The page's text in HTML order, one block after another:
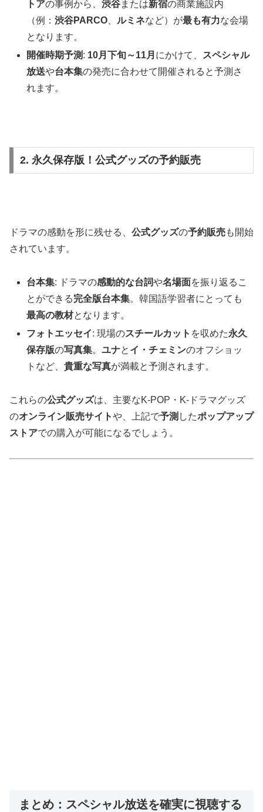
トアの事例から、渋谷または新宿の商業施設内
（例：渋谷PARCO ルミネなど）が最も有力な会場
となります。
開催時期予測 : 10月下旬～11月 にかけて、
スペシャル
放送や台本集の発売に合わせて開催されると予測さ
れます。
2. 永久保存版！公式グッズの予約販売
ドラマの感動を形に残せる、 公式グッズの予約販売も開始
されています。
台本集: ドラマの感動的な台詞や名場面を振り返るこ
とができる完全版台本集。韓国語学習者にとっても
最高の教材となります。
フォトエッセイ: 現場のスチールカット を収めた永久
保存版の写真集。ユナと イ・チェミンのオフショッ
トなど、貴重な写真が満載と予測されます。
これらの公式グッズは、主要なK-POP・K-ドラマグッズ
のオンライン販売サイトや、上記で予測 したポップアップ
ストアでの購入が可能になるでしょう。
まとめ：スペシャル放送を確実に視聴する